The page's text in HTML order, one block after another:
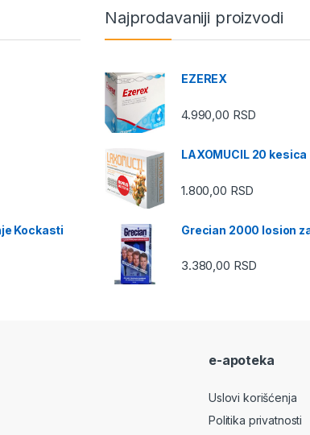
Kockasti
Najprodavaniji proizvodi
EZEREX
4.990,00 RSD
LAXOMUCIL 20 kesica
1.800,00 RSD
Grecian 2000 losion
3.380,00 RSD
e-apoteka
Uslovi korišćenja
Politika privatnosti